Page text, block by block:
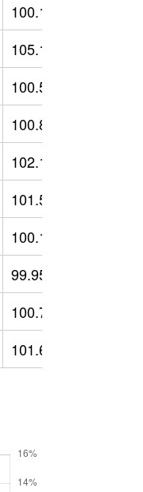
100.18
105.19
100.54
100.84
102.18
101.54
100.18
99.95
100.79
101.69